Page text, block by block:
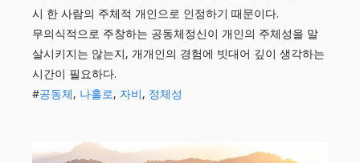
시 한 사람의 주체적 개인으로 인정하기 때문이다.
무의식적으로 주창하는 공동체정신이 개인의 주체성을 말
살시키지는 않는지, 개개인의 경험에 빗대어 깊이 생각하는
시간이 필요하다.
#공동체, 나홀로, 자비, 정체성